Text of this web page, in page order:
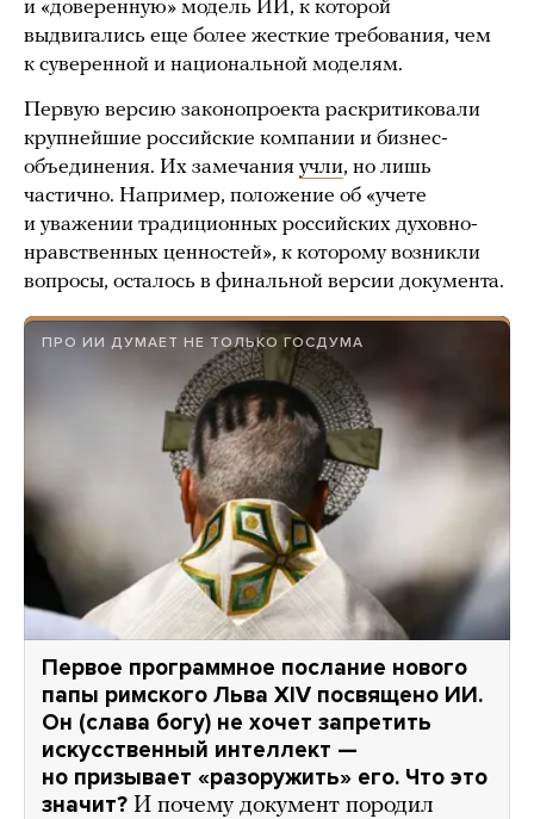
и «доверенную» модель ИИ, к которой
выдвигались еще более жесткие требования, чем
к суверенной и национальной моделям.
Первую версию законопроекта раскритиковали
крупнейшие российские компании и бизнес-
объединения. Их замечания учли, но лишь
частично. Например, положение об «учете
и уважении традиционных российских духовно-
нравственных ценностей», к которому возникли
вопросы, осталось в финальной версии документа.
ПРО ИИ ДУМАЕТ НЕ ТОЛЬКО ГОСДУМА
Первое программное послание нового
папы римского Льва XIV посвящено ИИ.
Он (слава богу) не хочет запретить
искусственный интеллект —
но призывает «разоружить» его. Что это
значит? И почему документ породил